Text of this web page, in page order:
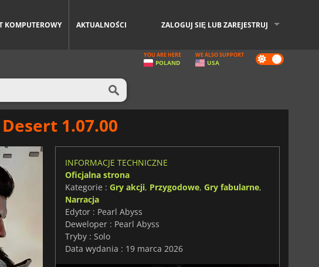
KOMPUTEROWY AKTUALNOŚCI ZALOGUJ SIĘ LUB ZAREJESTRUJ
Dark
mode
YOU ARE HERE
POLAND
WE ALSO SUPPORT
USA
1.07.00
INFORMACJE TECHNICZNE
Oficjalna strona
Kategorie : Gry akcji, Przygodowe, Gry fabularne,
Narracja
Edytor : Pearl Abyss
Deweloper : Pearl Abyss
Tryby : Solo
Data wydania : 19 marca 2026